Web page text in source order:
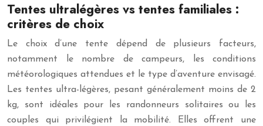
Tentes ultralégères vs tentes familiales :
critères de choix
Le choix d’une tente dépend de plusieurs facteurs,
notamment le nombre de campeurs, les conditions
météorologiques attendues et le type d’aventure envisagé.
Les tentes ultra-légères, pesant généralement moins de 2
kg, sont idéales pour les randonneurs solitaires ou les
couples qui privilégient la mobilité. Elles offrent une